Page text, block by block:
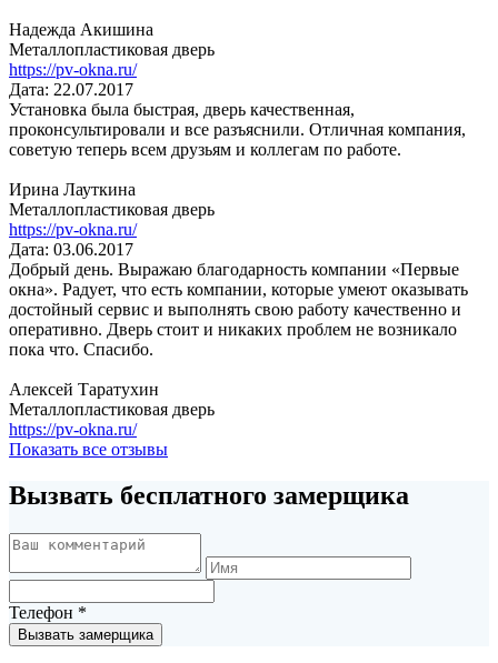
Надежда Акишина
Металлопластиковая дверь
https://pv-okna.ru/
Дата: 22.07.2017
Установка была быстрая, дверь качественная,
проконсультировали и все разъяснили. Отличная компания,
советую теперь всем друзьям и коллегам по работе.
Ирина Лауткина
Металлопластиковая дверь
https://pv-okna.ru/
Дата: 03.06.2017
Добрый день. Выражаю благодарность компании «Первые
окна». Радует, что есть компании, которые умеют оказывать
достойный сервис и выполнять свою работу качественно и
оперативно. Дверь стоит и никаких проблем не возникало
пока что. Спасибо.
Алексей Таратухин
Металлопластиковая дверь
https://pv-okna.ru/
Показать все отзывы
Вызвать бесплатного замерщика
Телефон *
Вызвать замерщика